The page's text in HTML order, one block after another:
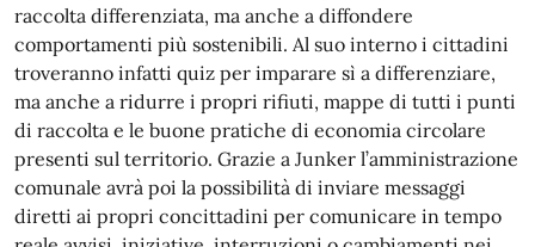
raccolta differenziata, ma anche a diffondere
comportamenti più sostenibili. Al suo interno i cittadini
troveranno infatti quiz per imparare sì a differenziare,
ma anche a ridurre i propri rifiuti, mappe di tutti i punti
di raccolta e le buone pratiche di economia circolare
presenti sul territorio. Grazie a Junker l’amministrazione
comunale avrà poi la possibilità di inviare messaggi
diretti ai propri concittadini per comunicare in tempo